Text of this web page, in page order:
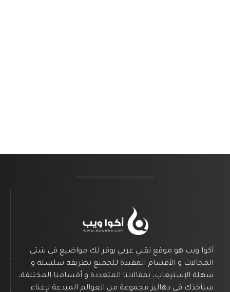
أكوا ويب هو موقع تقني عربي يوفر لك مواضيع في شتى
المجالات و الأقسام المفيدة للجميع بطريقة سلسلة و
سهلة الإستيعاب، بمقالاتنا المتعددة و أقسامنا المختلفة،
سنأخذك في دهاليز مجموعة من العوالم المبدعة لإغناء